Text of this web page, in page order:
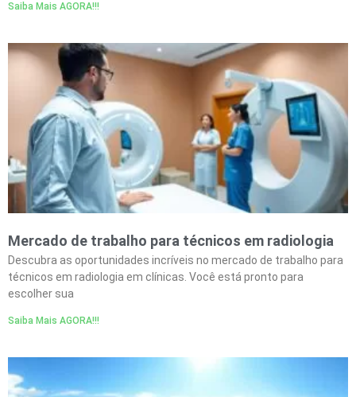
Saiba Mais AGORA!!!
Mercado de trabalho para técnicos em radiologia
Descubra as oportunidades incríveis no mercado de trabalho para
técnicos em radiologia em clínicas. Você está pronto para
escolher sua
Saiba Mais AGORA!!!